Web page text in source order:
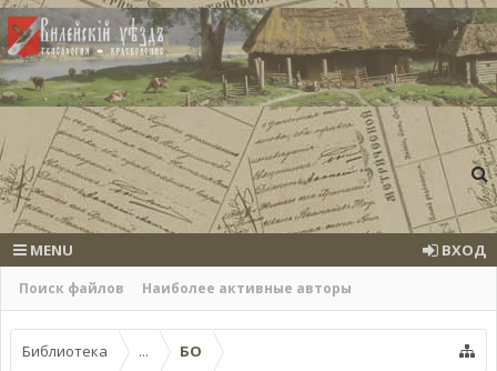
Поиск файлов Наиболее активные авторы
MENU ВХОД
Библиотека ... БО